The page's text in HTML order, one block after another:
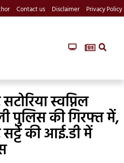
Contact us Disclaimer Privacy Policy
स्वप्निल
पुलिस की गिरफ्त में,
की आई.डी में